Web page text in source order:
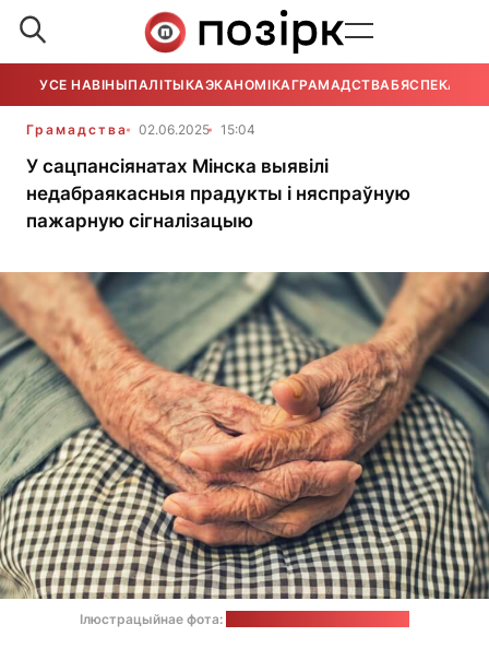
УСЕ НАВІНЫПАЛІТЫКАЭКАНОМІКАГРАМАДСТВАБЯСПЕКА
Грамадства 02.06.2025 15:04
У сацпансіянатах Мінска выявілі
недабраякасныя прадукты і няспраўную
пажарную сігналізацыю
Ілюстрацыйнае фота: